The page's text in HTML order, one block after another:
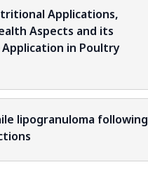
Applications,
Aspects and its
in Poultry
lipogranuloma following